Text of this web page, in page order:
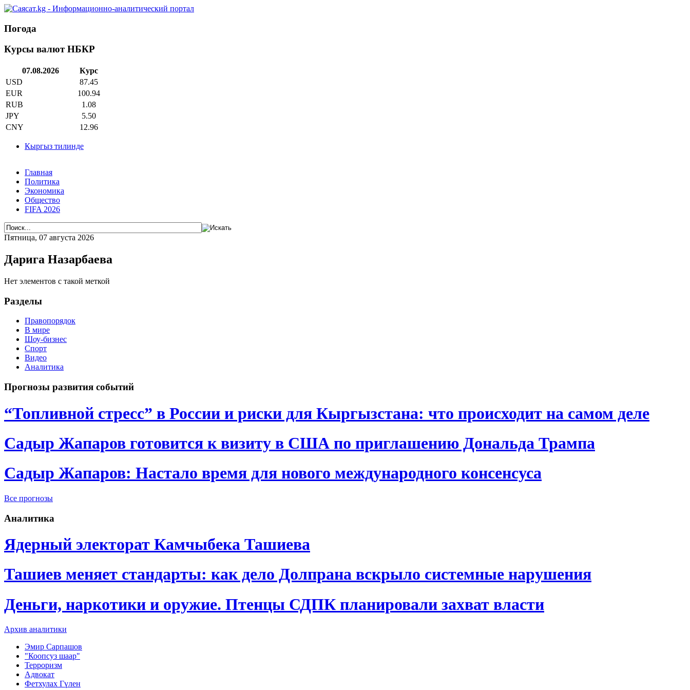
Погода
Курсы валют НБКР
07.08.2026
Курс
USD
87.45
EUR
100.94
RUB
1.08
JPY
5.50
CNY
12.96
Кыргыз тилинде
Главная
Политика
Экономика
Общество
FIFA 2026
Пятница, 07 августа 2026
Дарига Назарбаева
Нет элементов с такой меткой
Разделы
Правопорядок
В мире
Шоу-бизнес
Спорт
Видео
Аналитика
Прогнозы развития событий
“Топливной стресс” в России и риски для Кыргызстана: что происходит на самом деле
Садыр Жапаров готовится к визиту в США по приглашению Дональда Трампа
Садыр Жапаров: Настало время для нового международного консенсуса
Все прогнозы
Аналитика
Ядерный электорат Камчыбека Ташиева
Ташиев меняет стандарты: как дело Долпрана вскрыло системные нарушения
Деньги, наркотики и оружие. Птенцы СДПК планировали захват власти
Архив аналитики
Эмир Сарпашов
"Коопсуз шаар"
Терроризм
Адвокат
Фетхулах Гүлен